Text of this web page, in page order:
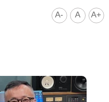
A- A A+